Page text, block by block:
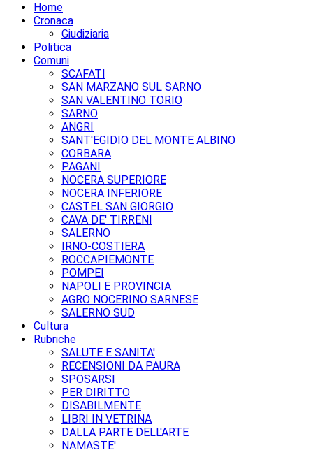
Home
Cronaca
Giudiziaria
Politica
Comuni
SCAFATI
SAN MARZANO SUL SARNO
SAN VALENTINO TORIO
SARNO
ANGRI
SANT'EGIDIO DEL MONTE ALBINO
CORBARA
PAGANI
NOCERA SUPERIORE
NOCERA INFERIORE
CASTEL SAN GIORGIO
CAVA DE' TIRRENI
SALERNO
IRNO-COSTIERA
ROCCAPIEMONTE
POMPEI
NAPOLI E PROVINCIA
AGRO NOCERINO SARNESE
SALERNO SUD
Cultura
Rubriche
SALUTE E SANITA'
RECENSIONI DA PAURA
SPOSARSI
PER DIRITTO
DISABILMENTE
LIBRI IN VETRINA
DALLA PARTE DELL'ARTE
NAMASTE'